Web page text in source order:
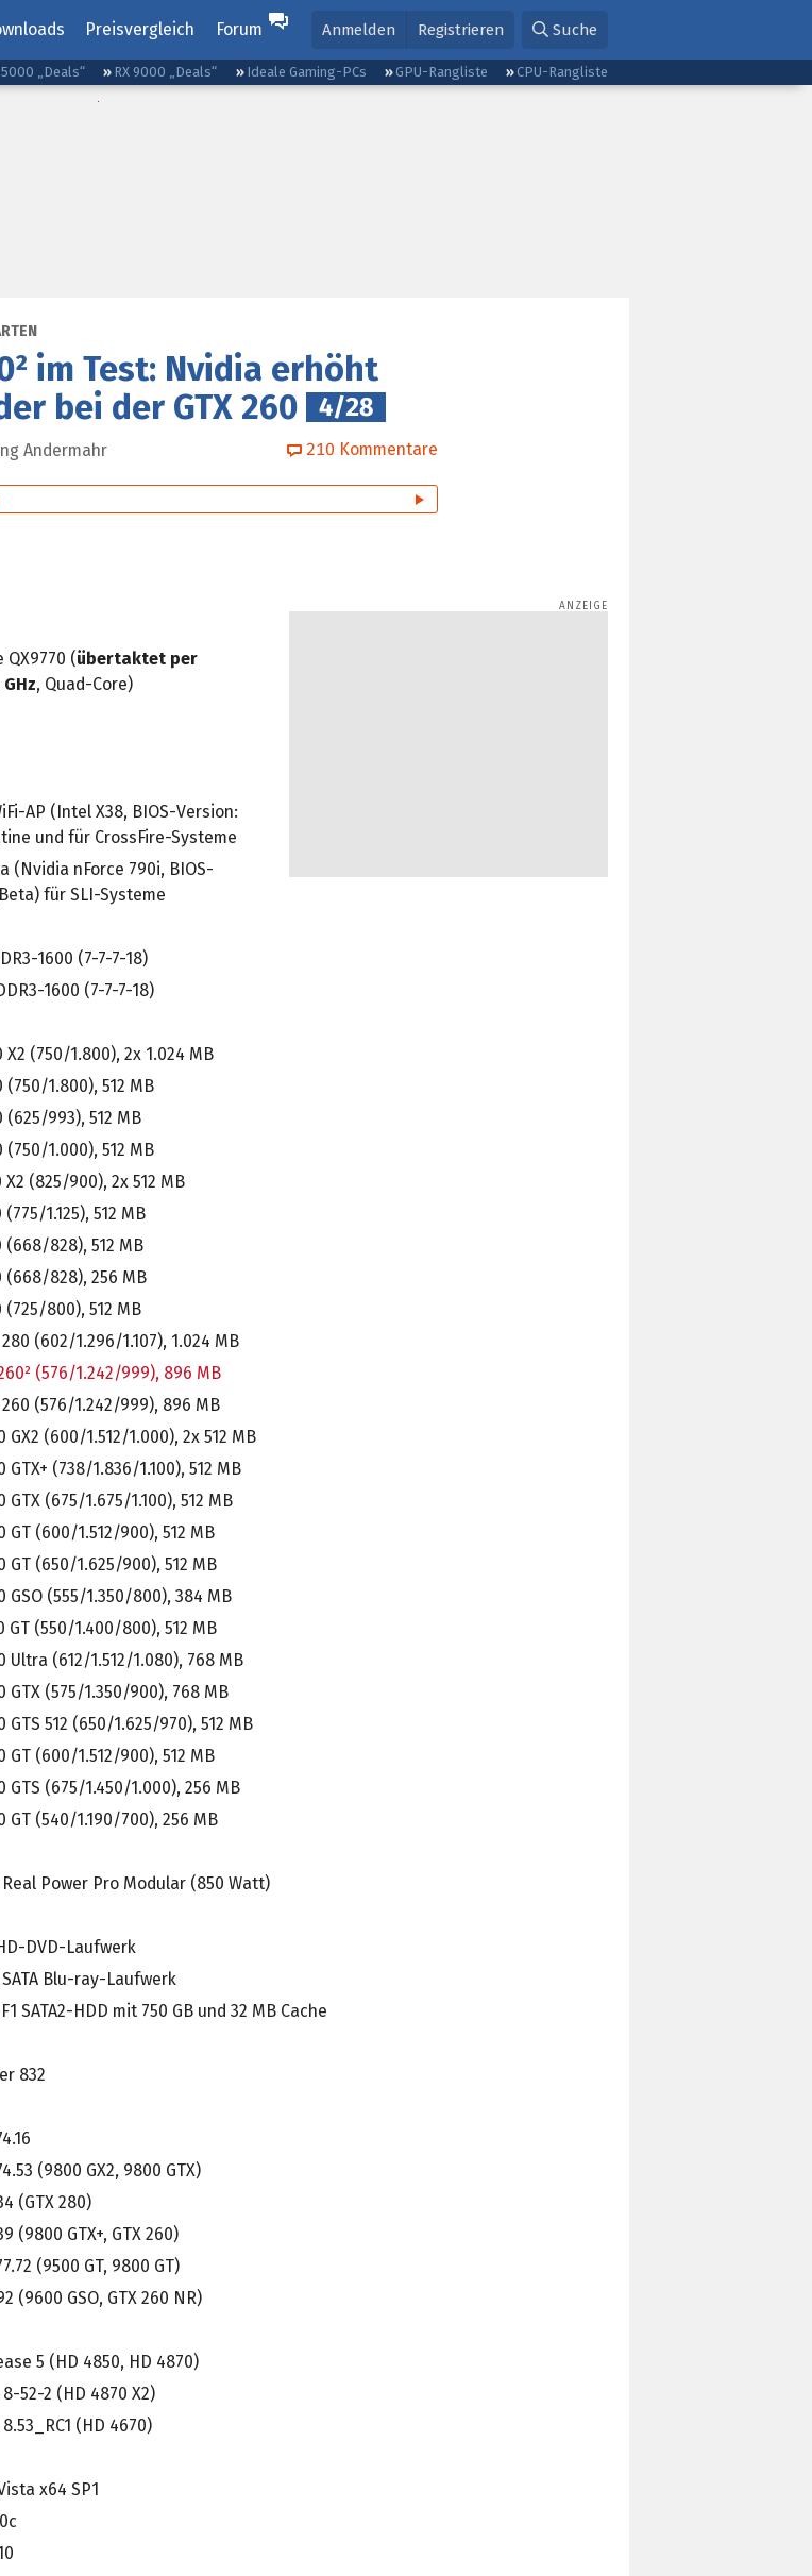
Preisvergleich Forum Anmelden Registrieren Suche
5000 „Deals“ RX 9000 „Deals“ Ideale Gaming-PCs GPU-Rangliste CPU-Rangliste
im Test: Nvidia erhöht
bei der GTX 260
4/28
Andermahr 210 Kommentare
QX9770 (übertaktet per
, Quad-Core)
AP (Intel X38, BIOS-Version:
und für CrossFire-Systeme
(Nvidia nForce 790i, BIOS-
für SLI-Systeme
1600 (7-7-7-18)
1600 (7-7-7-18)
X2 (750/1.800), 2x 1.024 MB
(750/1.800), 512 MB
(625/993), 512 MB
(750/1.000), 512 MB
(825/900), 2x 512 MB
1.125), 512 MB
(668/828), 512 MB
(668/828), 256 MB
(725/800), 512 MB
(602/1.296/1.107), 1.024 MB
(576/1.242/999), 896 MB
260 (576/1.242/999), 896 MB
GX2 (600/1.512/1.000), 2x 512 MB
(738/1.836/1.100), 512 MB
(675/1.675/1.100), 512 MB
GT (600/1.512/900), 512 MB
GT (650/1.625/900), 512 MB
GSO (555/1.350/800), 384 MB
GT (550/1.400/800), 512 MB
Ultra (612/1.512/1.080), 768 MB
GTX (575/1.350/900), 768 MB
GTS 512 (650/1.625/970), 512 MB
GT (600/1.512/900), 512 MB
GTS (675/1.450/1.000), 256 MB
GT (540/1.190/700), 256 MB
Power Pro Modular (850 Watt)
DVD-Laufwerk
Blu-ray-Laufwerk
SATA2-HDD mit 750 GB und 32 MB Cache
832
(9800 GX2, 9800 GTX)
(GTX 280)
(9800 GTX+, GTX 260)
(9500 GT, 9800 GT)
(9600 GSO, GTX 260 NR)
5 (HD 4850, HD 4870)
52-2 (HD 4870 X2)
(HD 4670)
x64 SP1